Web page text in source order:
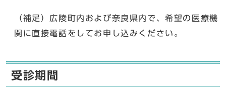
（補足）広陵町内および奈良県内で、希望の医療機
関に直接電話をしてお申し込みください。
受診期間